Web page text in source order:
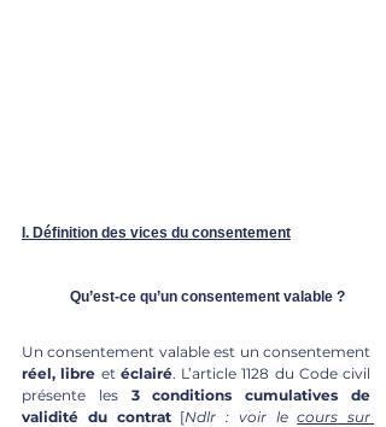
I. Définition des vices du consentement
	Qu’est-ce qu’un consentement valable ?
réel, libre et éclairé. L’article 1128 du Code civil
présente les 3 conditions cumulatives de
validité du contrat [Ndlr : voir le cours sur